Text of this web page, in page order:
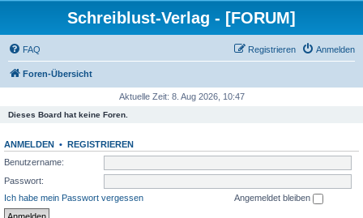
Schreiblust-Verlag - [FORUM]
FAQ Anmelden
Registrieren
Foren-Übersicht
Aktuelle Zeit: 8. Aug 2026, 10:47
Dieses Board hat keine Foren.
ANMELDEN • REGISTRIEREN
Benutzername:
Passwort:
Ich habe mein Passwort vergessen
Angemeldet bleiben